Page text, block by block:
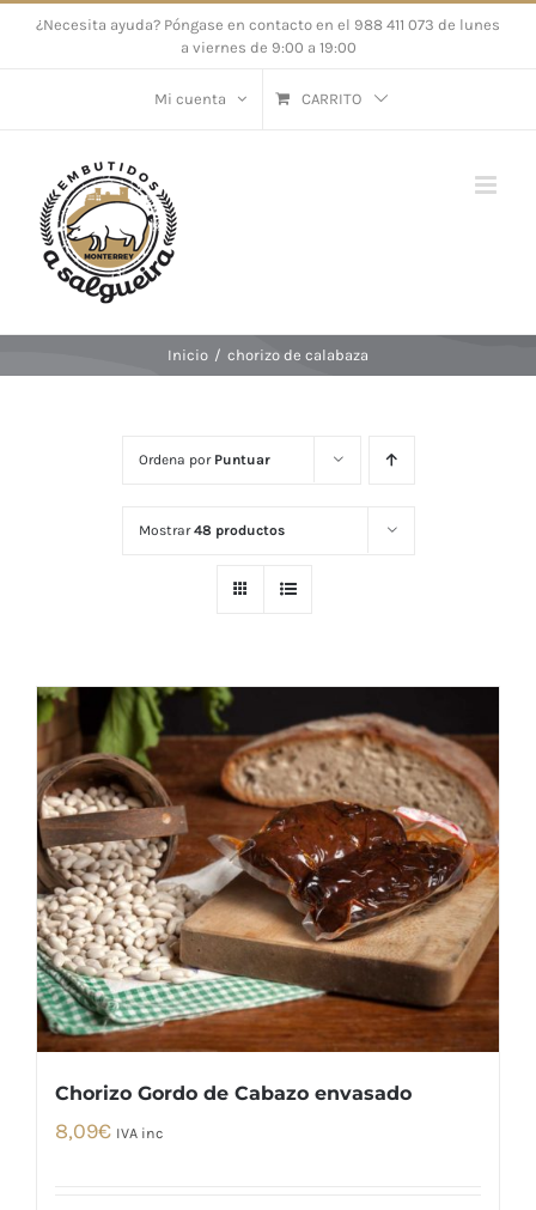
Saltar¿Necesita ayuda? Póngase en contacto en el 988 411 073 de lunes
a viernes de 9:00 a 19:00
Mi cuenta CARRITO
Inicio / chorizo de calabaza
Ordena por Puntuar
Mostrar48 productos
Chorizo Gordo de Cabazo envasado
8,09€ IVA inc